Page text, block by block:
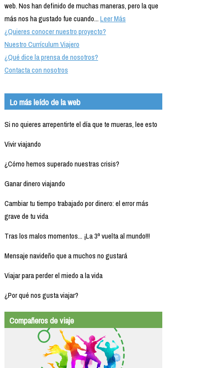
web. Nos han definido de muchas maneras, pero la que
más nos ha gustado fue cuando...Leer Más
¿Quieres conocer nuestro proyecto?
Nuestro Currículum Viajero
¿Qué dice la prensa de nosotros?
Contacta con nosotros
Lo más leído de la web
Si no quieres arrepentirte el día que te mueras, lee esto
Vivir viajando
¿Cómo hemos superado nuestras crisis?
Ganar dinero viajando
Cambiar tu tiempo trabajado por dinero: el error más
grave de tu vida
Tras los malos momentos... ¡La 3ª vuelta al mundo!!!
Mensaje navideño que a muchos no gustará
Viajar para perder el miedo a la vida
¿Por qué nos gusta viajar?
Compañeros de viaje